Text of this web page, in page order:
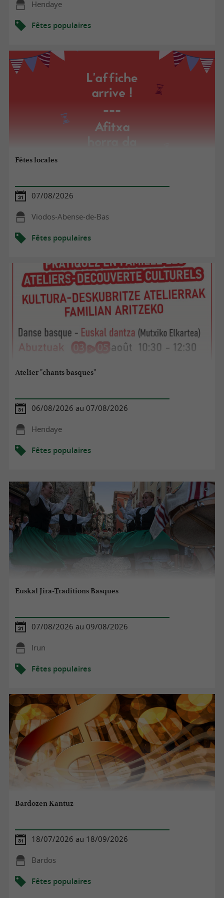
Hendaye
Fêtes populaires
Fêtes locales
07/08/2026
Viodos-Abense-de-Bas
Fêtes populaires
Atelier "chants basques"
06/08/2026 au 07/08/2026
Hendaye
Fêtes populaires
Euskal Jira-Traditions Basques
07/08/2026 au 09/08/2026
Irun
Fêtes populaires
Bardozen Kantuz
18/07/2026 au 18/09/2026
Bardos
Fêtes populaires